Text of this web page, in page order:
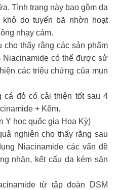
Tình trạng này bao gồm da
do tuyến bã nhờn hoạt
nhạy cảm.
cho thấy rằng các sản phẩm
Niacinamide có thể được sử
các triệu chứng của mụn
cá đỏ có cải thiện tốt sau 4
+ Kẽm.
Y học quốc gia Hoa Kỳ)
nghiên cho thấy rằng sau
Niacinamide các vấn đề
nhăn, kết cấu da kém săn
từ tập đoàn DSM